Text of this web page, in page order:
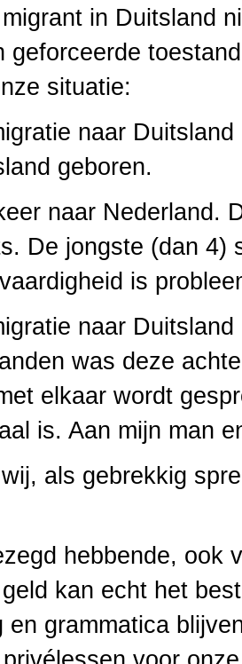
in Duitsland
geforceerde
situatie:
naar
geboren.
naar Nederland.
De jongste (dan 4)
is
naar
was deze
elkaar wordt
is. Aan mijn man
als gebrekkig
hebbende, ook
kan echt het
en grammatica